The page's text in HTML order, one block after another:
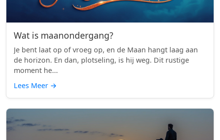
Wat is maanondergang?
Je bent laat op of vroeg op, en de Maan hangt laag aan
de horizon. En dan, plotseling, is hij weg. Dit rustige
moment he...
Lees Meer →